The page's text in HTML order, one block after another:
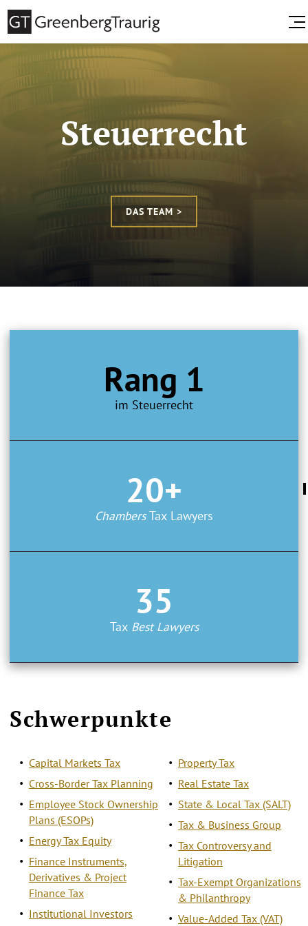
Steuerrecht
DAS TEAM >
Rang 1
im Steuerrecht
20+
ChambersTax Lawyers
35
Tax Best Lawyers
Schwerpunkte
Capital Markets Tax
Cross-Border Tax Planning
Employee Stock Ownership
Plans (ESOPs)
Energy Tax Equity
Finance Instruments,
Derivatives & Project
Finance Tax
Institutional Investors
Property Tax
Real Estate Tax
State & Local Tax (SALT)
Tax & Business Group
Tax Controversy and
Litigation
Tax-Exempt Organizations
& Philanthropy
Value-Added Tax (VAT)